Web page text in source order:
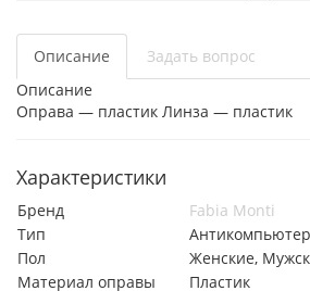
Описание
Задать вопрос
Описание
Оправа — пластик Линза — пластик
Характеристики
Бренд
Fabia Monti
Тип
Пол
Женские,
Материал оправы
Пластик